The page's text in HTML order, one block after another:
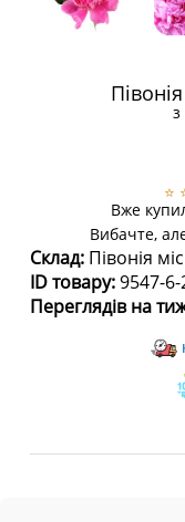
з
⭐
Вже
Вибачте,
Склад: Півонія
ID товару:9547-6-
Переглядів на